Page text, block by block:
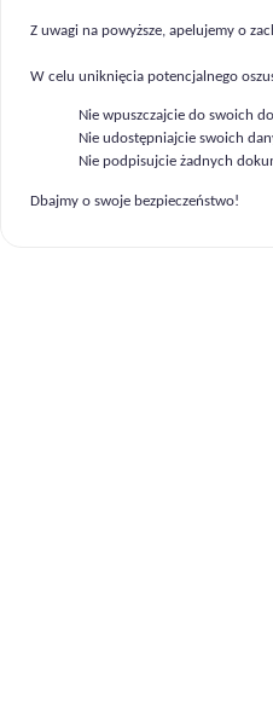
Z uwagi na powyższe, apelujemy o
W celu uniknięcia potencjalnego
Nie wpuszczajcie do swoich
Nie udostępniajcie swoich
Nie podpisujcie żadnych
Dbajmy o swoje bezpieczeństwo!